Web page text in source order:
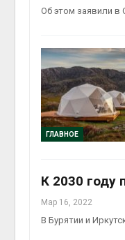
Об этом заявили в
ГЛАВНОЕ
К 2030 году
Мар 16, 2022
В Бурятии и